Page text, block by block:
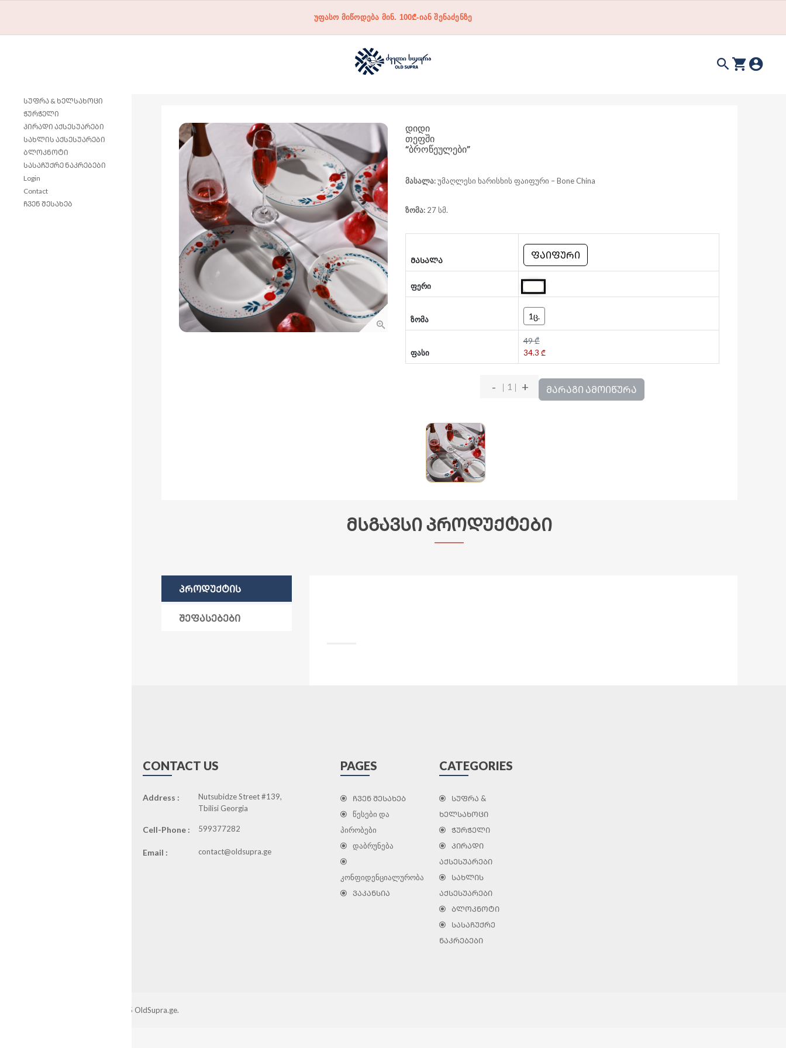
უფასო მიწოდება მინ. 100₾-იან შენაძენზე
ᲡᲣᲤᲠᲐ & ᲮᲔᲚᲡᲐᲮᲝᲪᲘ
ᲭᲣᲠᲭᲔᲚᲘ
ᲞᲘᲠᲐᲓᲘ ᲐᲥᲡᲔᲡᲣᲐᲠᲔᲑᲘ
ᲡᲐᲮᲚᲘᲡ ᲐᲥᲡᲔᲡᲣᲐᲠᲔᲑᲘ
ᲑᲚᲝᲙᲜᲝᲢᲘ
ᲡᲐᲡᲐᲩᲣᲥᲠᲔ ᲜᲐᲙᲠᲔᲑᲔᲑᲘ
Login
Contact
ᲩᲕᲔᲜ ᲨᲔᲡᲐᲮᲔᲑ
ᲓᲘᲓᲘ
ᲗᲔᲤᲨᲘ
“ᲑᲠᲝᲬᲔᲣᲚᲔᲑᲘ”
მასალა:უმაღლესი ხარისხის ფაიფური – Bone China
ზომა:27 სმ.
ᲛᲐᲡᲐᲚᲐ
ᲤᲐᲘᲤᲣᲠᲘ
ფერი
ზომა 1ც.
ფასი
49 ₾
34.3 ₾
- + ᲛᲐᲠᲐᲒᲘ ᲐᲛᲝᲘᲬᲣᲠᲐ
ᲛᲡᲒᲐᲕᲡᲘ ᲞᲠᲝᲓᲣᲥᲢᲔᲑᲘ
ᲞᲠᲝᲓᲣᲥᲢᲘᲡ
ᲐᲦᲬᲔᲠᲐ
ᲨᲔᲤᲐᲡᲔᲑᲔᲑᲘ
CONTACT US
Address :
Nutsubidze Street #139,
Tbilisi Georgia
Cell-Phone : 599377282
Email : contact@oldsupra.ge
PAGES
ᲩᲕᲔᲜ ᲨᲔᲡᲐᲮᲔᲑ
წესები და
პირობები
დაბრუნება
კონფიდენციალურობა
ᲕᲐᲙᲐᲜᲡᲘᲐ
CATEGORIES
ᲡᲣᲤᲠᲐ &
ᲮᲔᲚᲡᲐᲮᲝᲪᲘ
ᲭᲣᲠᲭᲔᲚᲘ
ᲞᲘᲠᲐᲓᲘ
ᲐᲥᲡᲔᲡᲣᲐᲠᲔᲑᲘ
ᲡᲐᲮᲚᲘᲡ
ᲐᲥᲡᲔᲡᲣᲐᲠᲔᲑᲘ
ᲑᲚᲝᲙᲜᲝᲢᲘ
ᲡᲐᲡᲐᲩᲣᲥᲠᲔ
ᲜᲐᲙᲠᲔᲑᲔᲑᲘ
2025 OldSupra.ge.